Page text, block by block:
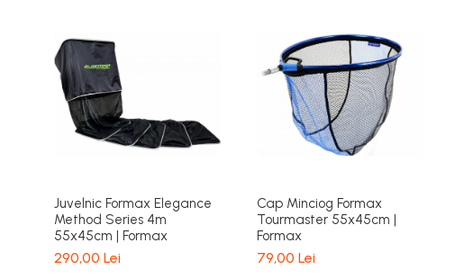
Juvelnic Formax Elegance
Method Series 4m
55x45cm | Formax
290,00 Lei
Cap Minciog Formax
Tourmaster 55x45cm |
Formax
79,00 Lei